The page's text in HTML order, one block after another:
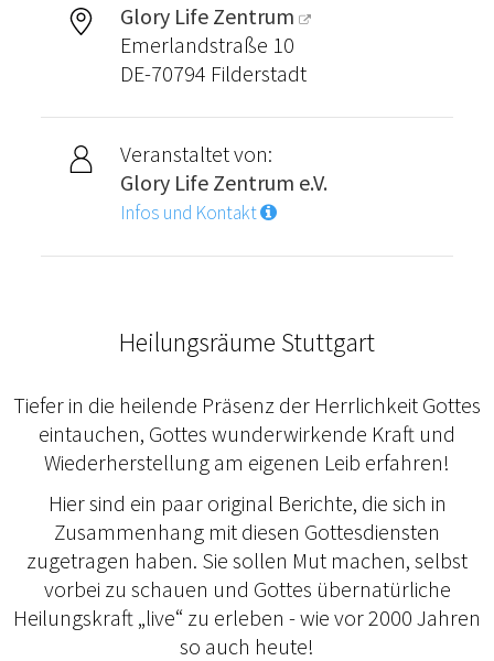
Glory Life Zentrum
Emerlandstraße 10
DE-70794 Filderstadt
Veranstaltet von:
Glory Life Zentrum e.V.
Infos und Kontakt
Heilungsräume Stuttgart
Tiefer in die heilende Präsenz der Herrlichkeit Gottes
eintauchen, Gottes wunderwirkende Kraft und
Wiederherstellung am eigenen Leib erfahren!
Hier sind ein paar original Berichte, die sich in
Zusammenhang mit diesen Gottesdiensten
zugetragen haben. Sie sollen Mut machen, selbst
vorbei zu schauen und Gottes übernatürliche
Heilungskraft „live“ zu erleben - wie vor 2000 Jahren
so auch heute!